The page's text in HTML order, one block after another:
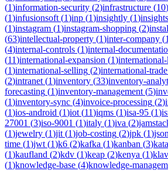
(1)information-security (2)infrastructure (10)
(1)infusionsoft (1)inp (1)insightly (1)insights
(1)instagram (1)instagram-shopping (2)
(63)intellectual-property (1)inter-company (1
(4)internal-controls (1)internal-
(11)international-expansion (1)
(1)international-selling (2)international-trade
(2)intranet (1)inventory (33)inventory-
forecasting (1)inventory-management (5)
(1)inventory-sync (4)invoice-processing (2)
(1)ios-android (1)iot (11)iqms (1)isa-95 (1)
27001 (3)iso-9001 (1)italy (1)iva (2)
(1)jewelry (1)jit (1)job-costing (2)jpk (1)
time (1)jwt (1)k6 (2)kafka (1)kanban (3)
(1)kaufland (2)kdv (1)keap (2)kenya (1)
(1)knowledge-base (4)knowledge-